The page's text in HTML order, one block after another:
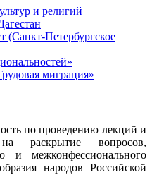
и религий
(Санкт-Петербургское
миграция»
по проведению лекций и
раскрытие вопросов,
и межконфессионального
народов Российской